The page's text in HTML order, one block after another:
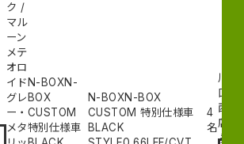
ク /
マル
ーン
メテ
オロ
イド
グレ
ー・
メタ
N-BOXN-
BOX
CUSTOM
特別仕様車
N-BOXN-BOX
CUSTOM 特別仕様車
BLACK
4
名
川
口
西
店試
乗